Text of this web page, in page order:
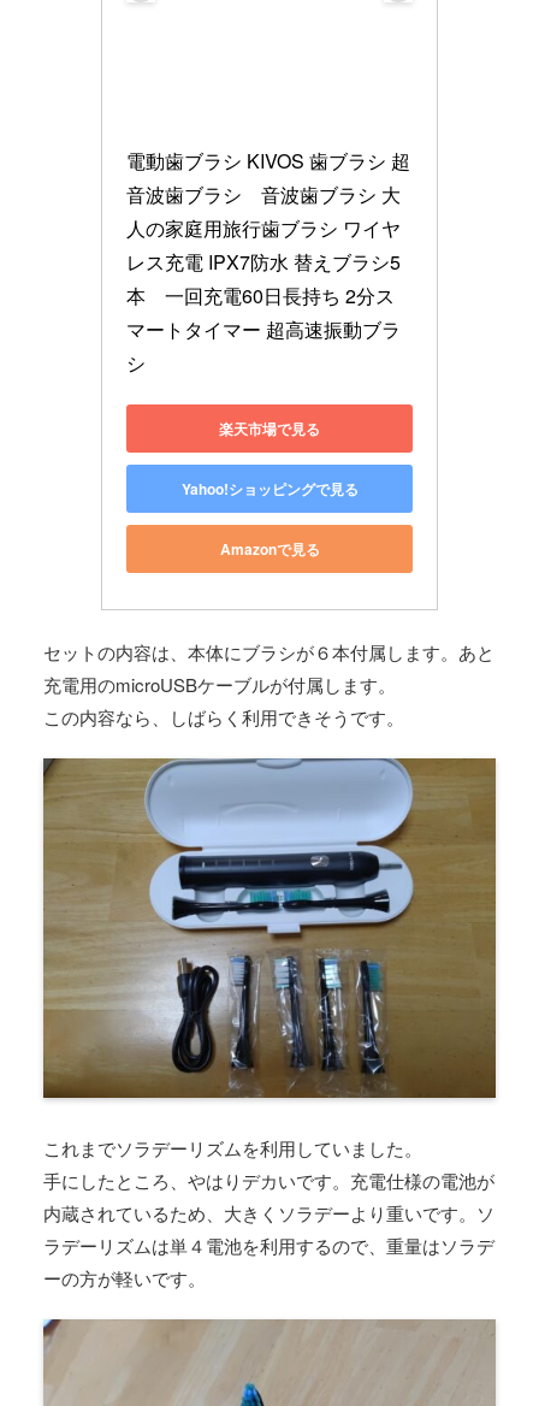
電動歯ブラシ KIVOS 歯ブラシ 超
音波歯ブラシ　音波歯ブラシ 大
人の家庭用旅行歯ブラシ ワイヤ
レス充電 IPX7防水 替えブラシ5
本　一回充電60日長持ち 2分ス
マートタイマー 超高速振動ブラ
シ
楽天市場で見る
Yahoo!ショッピングで見る
Amazonで見る
セットの内容は、本体にブラシが６本付属します。あと
充電用のmicroUSBケーブルが付属します。
この内容なら、しばらく利用できそうです。
これまでソラデーリズムを利用していました。
手にしたところ、やはりデカいです。充電仕様の電池が
内蔵されているため、大きくソラデーより重いです。ソ
ラデーリズムは単４電池を利用するので、重量はソラデ
ーの方が軽いです。